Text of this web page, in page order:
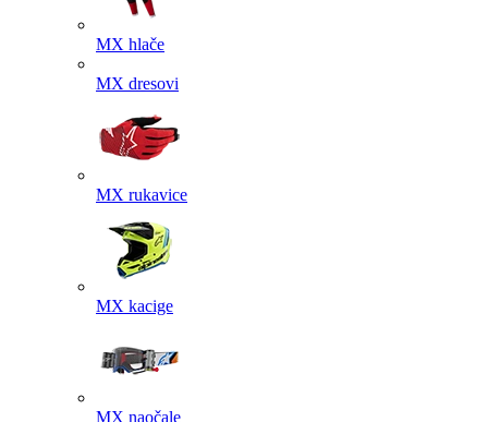
MX hlače
MX dresovi
MX rukavice
MX kacige
MX naočale